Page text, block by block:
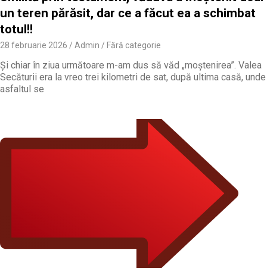
un teren părăsit, dar ce a făcut ea a schimbat
totul!!
28 februarie 2026 Admin Fără categorie
Și chiar în ziua următoare m-am dus să văd „moștenirea”. Valea
Secăturii era la vreo trei kilometri de sat, după ultima casă, unde
asfaltul se